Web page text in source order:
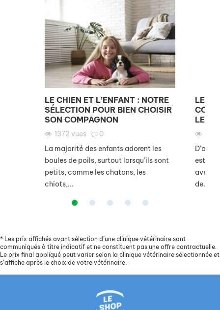
LE CHIEN ET L’ENFANT : NOTRE
SÉLECTION POUR BIEN CHOISIR
SON COMPAGNON
1372 vues
0
La majorité des enfants adorent les
boules de poils, surtout lorsqu’ils sont
petits, comme les chatons, les
chiots,...
LE
LES
est un
avec
de...
* Les prix affichés avant sélection d’une clinique vétérinaire sont
communiqués à titre indicatif et ne constituent pas une offre contractuelle.
Le prix final appliqué peut varier selon la clinique vétérinaire sélectionnée et
s’affiche après le choix de votre vétérinaire.